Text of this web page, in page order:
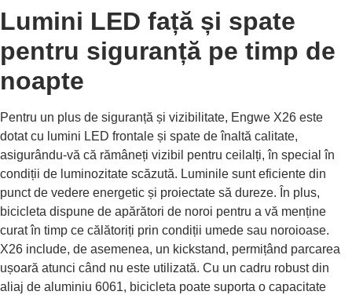
Lumini LED față și spate
pentru siguranță pe timp de
noapte
Pentru un plus de siguranță și vizibilitate, Engwe X26 este
dotat cu lumini LED frontale și spate de înaltă calitate,
asigurându-vă că rămâneți vizibil pentru ceilalți, în special în
condiții de luminozitate scăzută. Luminile sunt eficiente din
punct de vedere energetic și proiectate să dureze. În plus,
bicicleta dispune de apărători de noroi pentru a vă menține
curat în timp ce călătoriți prin condiții umede sau noroioase.
X26 include, de asemenea, un kickstand, permițând parcarea
ușoară atunci când nu este utilizată. Cu un cadru robust din
aliaj de aluminiu 6061, bicicleta poate suporta o capacitate